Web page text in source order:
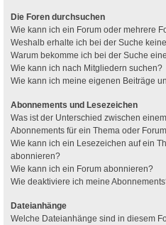
Die Foren durchsuchen
Wie kann ich ein Forum oder mehrere
Weshalb erhalte ich bei der Suche
Warum bekomme ich bei der Suche
Wie kann ich nach Mitgliedern suchen?
Wie kann ich meine eigenen Beiträge
Abonnements und Lesezeichen
Was ist der Unterschied zwischen
Abonnements für ein Thema oder
Wie kann ich ein Lesezeichen auf ein
abonnieren?
Wie kann ich ein Forum abonnieren?
Wie deaktiviere ich meine
Dateianhänge
Welche Dateianhänge sind in diesem